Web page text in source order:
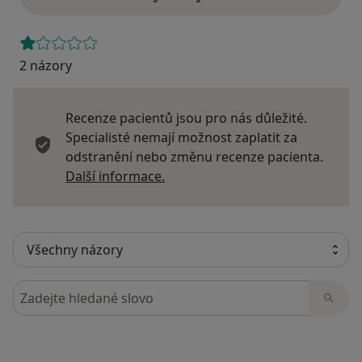
2 názory
Recenze pacientů jsou pro nás důležité.
Specialisté nemají možnost zaplatit za
odstranění nebo změnu recenze pacienta.
Další informace.
Hledejte v názorech